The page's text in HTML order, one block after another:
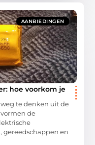
AANBIEDINGEN
hoe voorkom je
te denken uit de
de
gereedschappen en